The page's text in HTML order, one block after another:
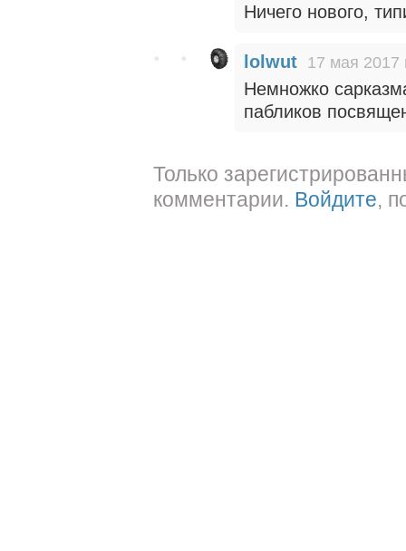
Ничего нового,
lolwut 17 мая 2017
Немножко
пабликов
Только
комментарии. Войдите,